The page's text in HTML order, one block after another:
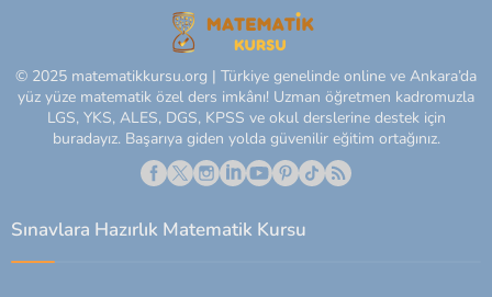
© 2025 matematikkursu.org | Türkiye genelinde online ve Ankara’da
yüz yüze matematik özel ders imkânı! Uzman öğretmen kadromuzla
LGS, YKS, ALES, DGS, KPSS ve okul derslerine destek için
buradayız. Başarıya giden yolda güvenilir eğitim ortağınız.
Sınavlara Hazırlık Matematik Kursu